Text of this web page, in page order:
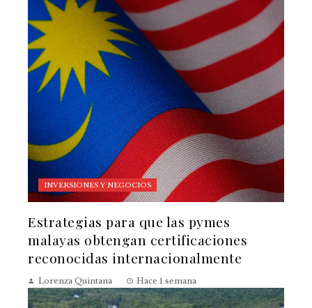
INVERSIONES Y NEGOCIOS
Estrategias para que las pymes
malayas obtengan certificaciones
reconocidas internacionalmente
Lorenza Quintana Hace 1 semana